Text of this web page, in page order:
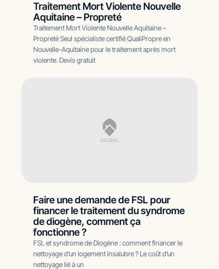
Traitement Mort Violente Nouvelle
Aquitaine – Propreté
Traitement Mort Violente Nouvelle Aquitaine –
Propreté Seul spécialiste certifié QualiPropre en
Nouvelle-Aquitaine pour le traitement après mort
violente. Devis gratuit
Faire une demande de FSL pour
financer le traitement du syndrome
de diogène, comment ça
fonctionne ?
FSL et syndrome de Diogène : comment financer le
nettoyage d’un logement insalubre ? Le coût d’un
nettoyage lié à un